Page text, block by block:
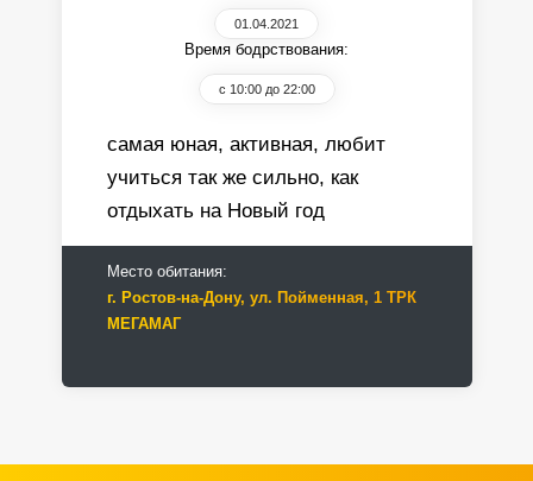
01.04.2021
Время бодрствования:
с 10:00 до 22:00
самая юная, активная, любит
учиться так же сильно, как
отдыхать на Новый год
Место обитания:
г. Ростов-на-Дону, ул. Пойменная, 1 ТРК
МЕГАМАГ